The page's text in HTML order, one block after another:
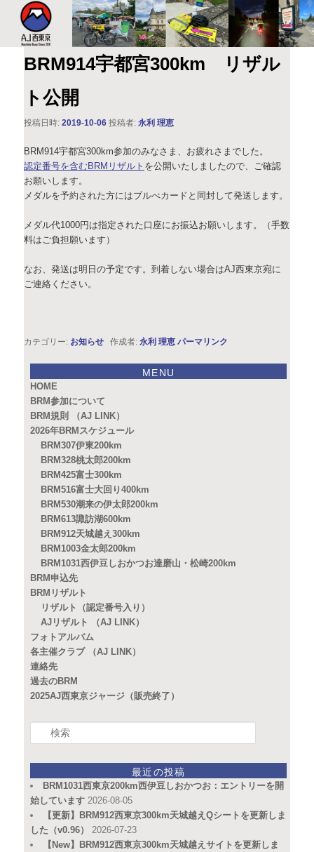
AJ西東京
このサイトは、オダックスジャパン西東京主催のブルベ情報を発信していま
す。XServer
BRM914宇都宮300km リザル
ト公開
投稿日時:2019-10-06 投稿者:永利 理恵
BRM914宇都宮300km参加のみなさま、お疲れさまでした。
認定番号を含むBRMリザルト を公開いたしましたので、ご確認
お願いします。
メダルを予約された方にはブルべカードと同封して発送します。
メダル代1000円は指定された口座にお振込お願いします。（手数
料はご負担願います）
なお、発送は明日の予定です。到着しない場合はAJ西東京宛に
ご連絡ください。
カテゴリー: お知らせ 作成者:永利 理恵 パーマリンク
MENU
HOME
BRM参加について
BRM規則 （AJ LINK）
2026年BRMスケジュール
BRM307伊東200km
BRM328桃太郎200km
BRM425富士300km
BRM516富士大回り400km
BRM530潮来の伊太郎200km
BRM613諏訪湖600km
BRM912天城越え300km
BRM1003金太郎200km
BRM1031西伊豆しおかつお達磨山・松崎200km
BRM申込先
BRMリザルト
リザルト（認定番号入り）
AJリザルト （AJ LINK）
フォトアルバム
各主催クラブ （AJ LINK）
連絡先
過去のBRM
2025AJ西東京ジャージ（販売終了）
索
最近の投稿
BRM1031西東京200km西伊豆しおかつお：エントリーを開
始しています 2026-08-05
【更新】BRM912西東京300km天城越えQシートを更新しま
した（v0.96）
2026-07-23
【New】BRM912西東京300km天城越えサイトを更新しま